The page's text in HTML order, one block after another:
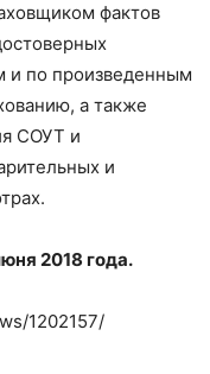
фактов
и по произведенным
а также
СОУТ и
и
2018 года.
1202157/